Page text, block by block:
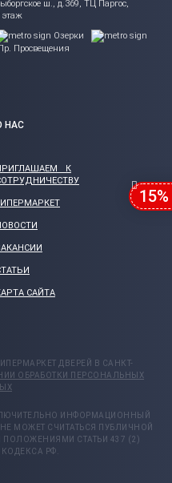
ш., д.369, ТЦ Паргос,
этаж
Озерки
Просвещения
НАС
К
САЙТА
ДВЕРЕЙ В САНКТ-
ОБРАБОТКИ ПЕРСОНАЛЬНЫХ
ИНФОРМАЦИОННЫЙ
МОЖЕТ СЧИТАТЬСЯ ПУБЛИЧНОЙ
ПОЛОЖЕНИЯМИ СТАТЬИ 437 (2)
РФ.
15%